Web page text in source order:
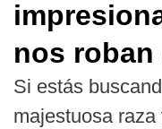
nos roban
Si estás
majestuosa